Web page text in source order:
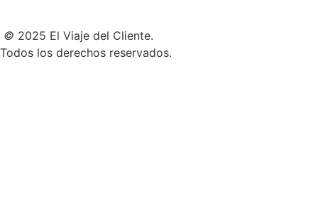
© 2025 El Viaje del Cliente.
Todos los derechos reservados.